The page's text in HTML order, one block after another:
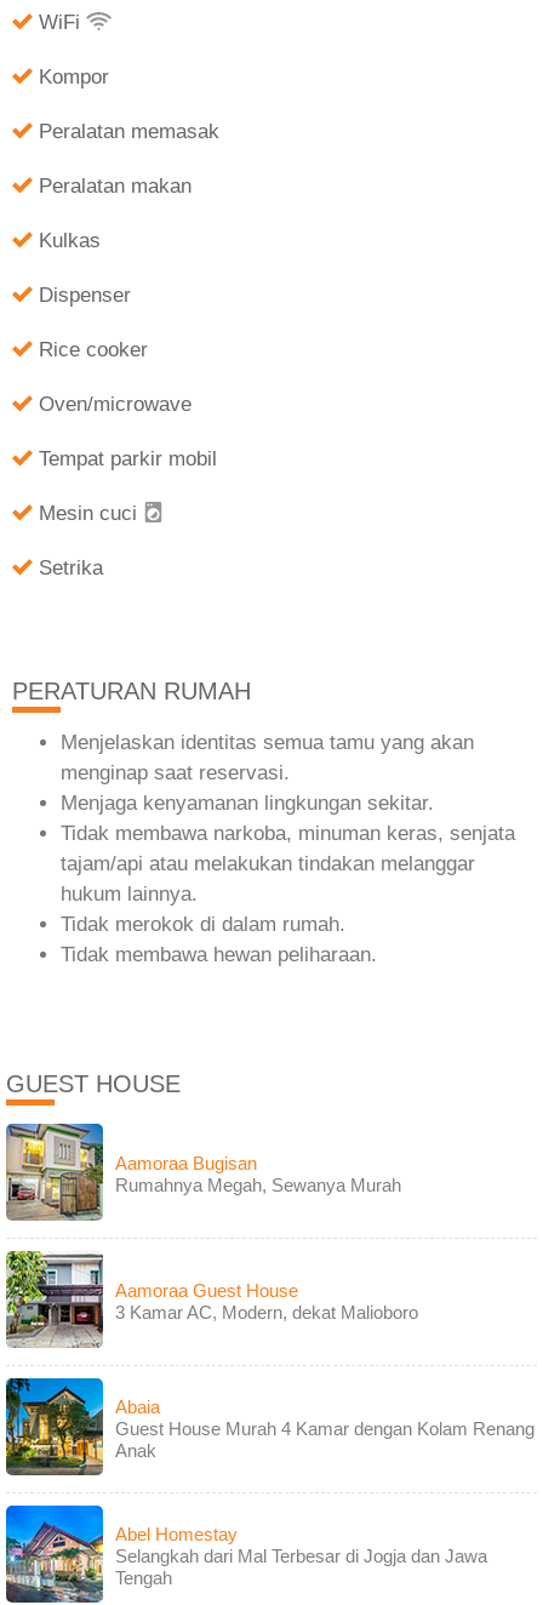
WiFi
Kompor
Peralatan memasak
Peralatan makan
Kulkas
Dispenser
Rice cooker
Oven/microwave
Tempat parkir mobil
Mesin cuci
Setrika
PERATURAN RUMAH
Menjelaskan identitas semua tamu yang akan
menginap saat reservasi.
Menjaga kenyamanan lingkungan sekitar.
Tidak membawa narkoba, minuman keras, senjata
tajam/api atau melakukan tindakan melanggar
hukum lainnya.
Tidak merokok di dalam rumah.
Tidak membawa hewan peliharaan.
GUEST HOUSE
Aamoraa Bugisan
Rumahnya Megah, Sewanya Murah
Aamoraa Guest House
3 Kamar AC, Modern, dekat Malioboro
Abaia
Guest House Murah 4 Kamar dengan Kolam Renang
Anak
Abel Homestay
Selangkah dari Mal Terbesar di Jogja dan Jawa
Tengah